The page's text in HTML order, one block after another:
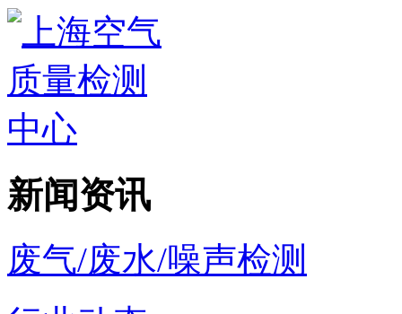
新闻资讯
废气/废水/噪声检测